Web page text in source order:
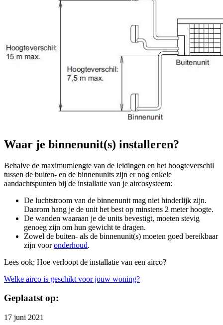
Waar je binnenunit(s) installeren?
Behalve de maximumlengte van de leidingen en het hoogteverschil
tussen de buiten- en de binnenunits zijn er nog enkele
aandachtspunten bij de installatie van je aircosysteem:
De luchtstroom van de binnenunit mag niet hinderlijk zijn.
Daarom hang je de unit het best op minstens 2 meter hoogte.
De wanden waaraan je de units bevestigt, moeten stevig
genoeg zijn om hun gewicht te dragen.
Zowel de buiten- als de binnenunit(s) moeten goed bereikbaar
zijn vooronderhoud.
Lees ook: Hoe verloopt de installatie van een airco?
Welke airco is geschikt voor jouw woning?
Geplaatst op:
17 juni 2021